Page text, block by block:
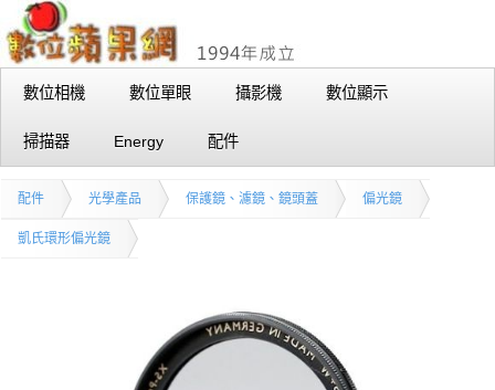
數位相機 數位單眼 攝影機 數位顯示
掃描器 Energy 配件
配件 光學產品 保護鏡、濾鏡、鏡頭蓋 偏光鏡
凱氏環形偏光鏡